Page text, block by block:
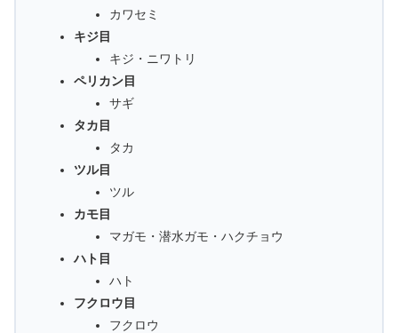
カワセミ
キジ目
キジ・ニワトリ
ペリカン目
サギ
タカ目
タカ
ツル目
ツル
カモ目
マガモ・潜水ガモ・ハクチョウ
ハト目
ハト
フクロウ目
フクロウ